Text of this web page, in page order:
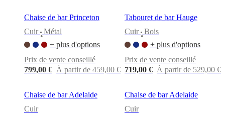
Chaise de bar Princeton
Cuir
•
Métal
+ plus d'options
Prix de vente conseillé
799,00 € À partir de 459,00 €
Tabouret de bar Hauge
Cuir
•
Bois
+ plus d'options
Prix de vente conseillé
719,00 € À partir de 529,00 €
Chaise de bar Adelaide
Cuir
Chaise de bar Adelaide
Cuir